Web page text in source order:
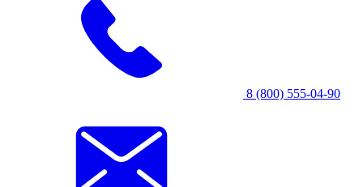
8 (800) 555-04-90